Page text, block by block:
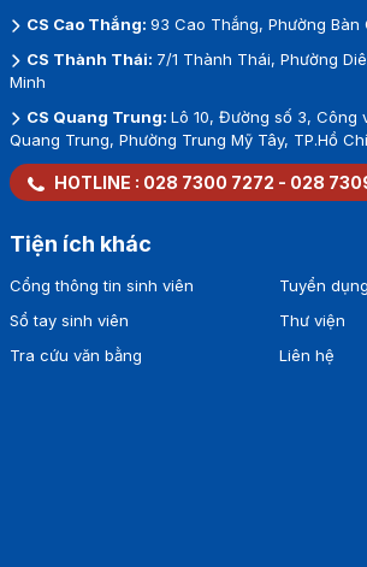
CS Cao Thắng: 93 Cao Thắng, Phường Bàn
CS Thành Thái: 7/1 Thành Thái, Phường
Minh
CS Quang Trung: Lô 10, Đường số 3, Công
Quang Trung, Phường Trung Mỹ Tây, TP.Hồ
HOTLINE : 028 7300 7272 - 028
Tiện ích khác
Cổng thông tin sinh viên
Sổ tay sinh viên
Tra cứu văn bằng
Tuyển
Thư viện
Liên hệ